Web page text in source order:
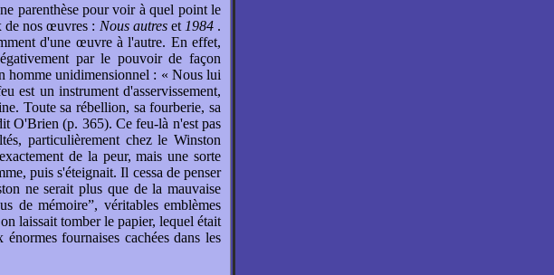
parenthèse pour voir à quel point le
de nos œuvres : Nous autreset 1984.
d'une œuvre à l'autre. En effet,
par le pouvoir de façon
homme unidimensionnel : « Nous lui
est un instrument d'asservissement,
Toute sa rébellion, sa fourberie, sa
O'Brien (p. 365). Ce feu-là n'est pas
particulièrement chez le Winston
de la peur, mais une sorte
puis s'éteignait. Il cessa de penser
ne serait plus que de la mauvaise
de mémoire”, véritables emblèmes
laissait tomber le papier, lequel était
fournaises cachées dans les